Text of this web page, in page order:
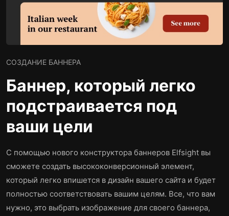
СОЗДАНИЕ БАННЕРА
Баннер, который легко
подстраивается под
ваши цели
С помощью нового конструктора баннеров Elfsight вы
сможете создать высококонверсионный элемент,
который легко впишется в дизайн вашего сайта и будет
полностью соответствовать вашим целям. Все, что вам
нужно, это выбрать изображение для своего баннера,